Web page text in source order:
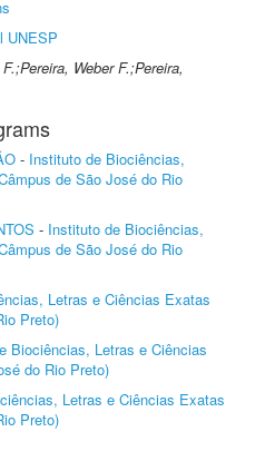
UNESP
Weber F.;Pereira,
- Instituto de Biociências,
de São José do Rio
- Instituto de Biociências,
de São José do Rio
Letras e Ciências Exatas
Preto)
Biociências, Letras e Ciências
do Rio Preto)
Letras e Ciências Exatas
Preto)